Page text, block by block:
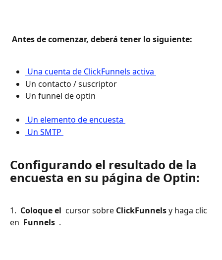
Antes de comenzar, deberá tener lo siguiente:
Una cuenta de ClickFunnels activa
Un contacto / suscriptor
Un funnel de optin
Un elemento de encuesta
Un SMTP
Configurando el resultado de la
encuesta en su página de Optin:
1. Coloque el cursor sobre ClickFunnels y haga clic
en Funnels .